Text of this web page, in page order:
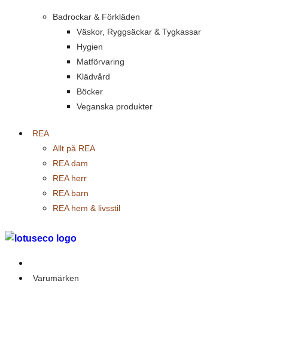
Badrockar & Förkläden
Väskor, Ryggsäckar & Tygkassar
Hygien
Matförvaring
Klädvård
Böcker
Veganska produkter
REA
Allt på REA
REA dam
REA herr
REA barn
REA hem & livsstil
Varumärken